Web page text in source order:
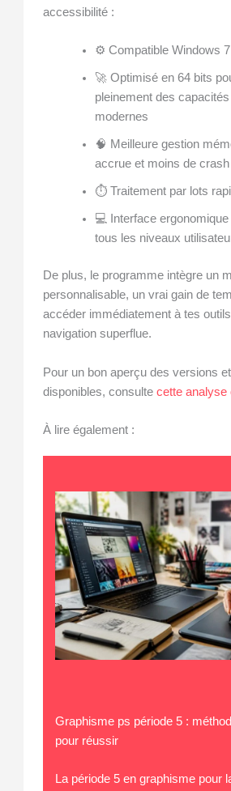
accessibilité :
⚙️ Compatible Windows
🚀 Optimisé en 64 bits
pleinement des
modernes
🧠 Meilleure gestion
accrue et moins de crash
⏱️ Traitement par lots
💻 Interface
tous les niveaux
De plus, le programme intègre un
personnalisable, un vrai gain de
accéder immédiatement à tes
navigation superflue.
Pour un bon aperçu des versions
disponibles, consultecette analyse
À lire également :
Graphisme ps période 5 :
pour réussir
La période 5 en graphisme pour